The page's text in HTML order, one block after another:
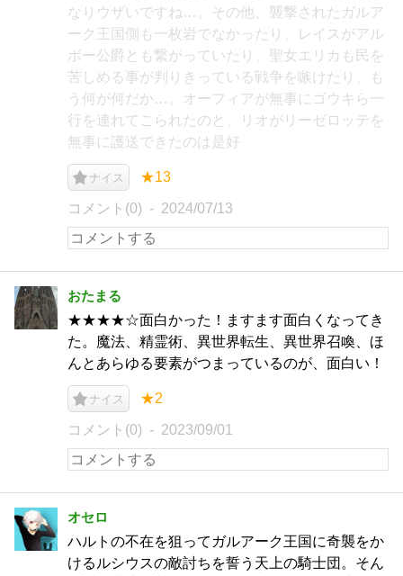
なりウザいですね…。その他、襲撃されたガルア
ーク王国側も一枚岩でなかったり、レイスがアル
ボー公爵とも繋がっていたり、聖女エリカも民を
苦しめる事が判りきっている戦争を嗾けたり、も
う何が何だか…。オーフィアが無事にゴウキら一
行を連れてこられたのと、リオがリーゼロッテを
無事に護送できたのは是好
ナイス ★13
コメント(0) 2024/07/13
おたまる
★★★★☆面白かった！ますます面白くなってき
た。魔法、精霊術、異世界転生、異世界召喚、ほ
んとあらゆる要素がつまっているのが、面白い！
ナイス ★2
コメント(0) 2023/09/01
オセロ
ハルトの不在を狙ってガルアーク王国に奇襲をか
けるルシウスの敵討ちを誓う天上の騎士団。そん